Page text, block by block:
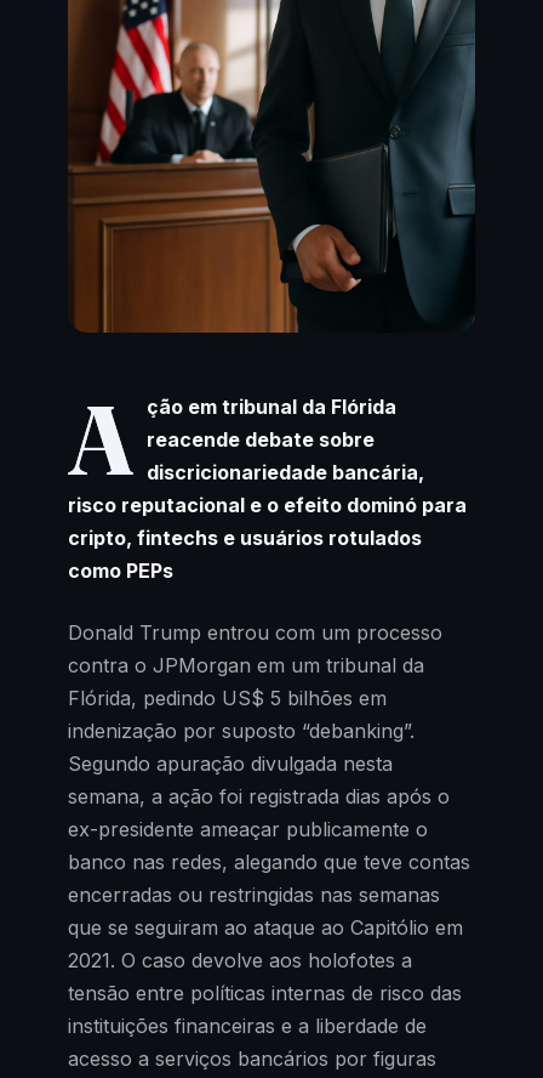
A ção em tribunal da Flórida
reacende debate sobre
discricionariedade bancária,
risco reputacional e o efeito dominó para
cripto, fintechs e usuários rotulados
como PEPs
Donald Trump entrou com um processo
contra o JPMorgan em um tribunal da
Flórida, pedindo US$ 5 bilhões em
indenização por suposto “debanking”.
Segundo apuração divulgada nesta
semana, a ação foi registrada dias após o
ex-presidente ameaçar publicamente o
banco nas redes, alegando que teve contas
encerradas ou restringidas nas semanas
que se seguiram ao ataque ao Capitólio em
2021. O caso devolve aos holofotes a
tensão entre políticas internas de risco das
instituições financeiras e a liberdade de
acesso a serviços bancários por figuras